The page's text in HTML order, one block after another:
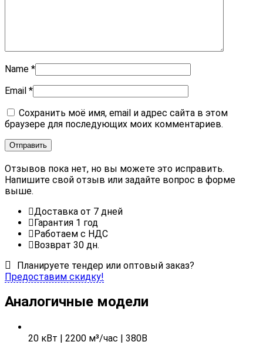
Name *
Email *
Сохранить моё имя, email и адрес сайта в этом
браузере для последующих моих комментариев.
Отзывов пока нет, но вы можете это исправить.
Напишите свой отзыв или задайте вопрос в форме
выше.
Доставка от 7 дней
Гарантия 1 год
Работаем с НДС
Возврат 30 дн.
Планируете тендер или оптовый заказ?
Предоставим скидку!
Аналогичные модели
20 кВт | 2200 м³/час | 380В